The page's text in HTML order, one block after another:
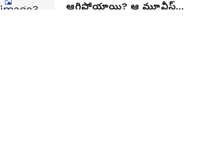
ఆగిపోయాయి? ఆ మూవీస్